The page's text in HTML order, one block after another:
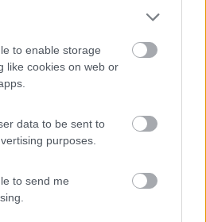
to enable storage
like cookies on web or
data to be sent to
purposes.
to send me
alle 19:56:05
08:03:13
forum e che ho sentito in giro
da nessuno perché ritenuto